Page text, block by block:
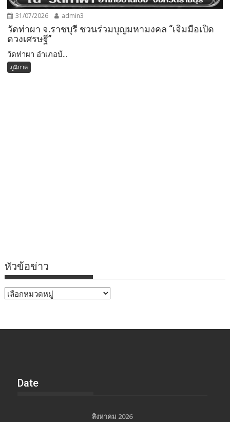
31/07/2026 admin3
วัดท่าผา จ.ราชบุรี ชวนร่วมบุญมหามงคล “เจิมมือเปิด
ดวงเศรษฐี”
วัดท่าผา อำเภอบ้...
ภูมิภาค
หัวข้อข่าว
หัวข้อ
Date
สิงหาคม 2026